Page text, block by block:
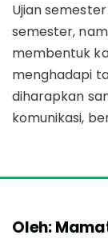
Ujian
semester,
membentuk
menghadapi
diharapkan
komunikasi,
Oleh: